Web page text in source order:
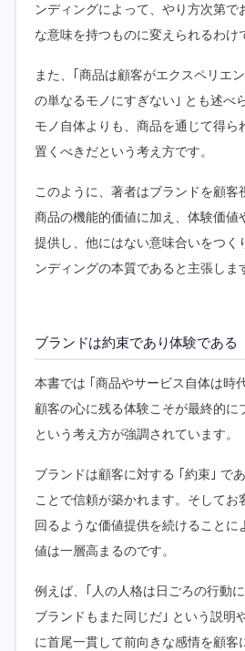
ンディングによって、やり方次第で
な意味を持つものに変えられるわけ
また、｢商品は顧客がエクスペリエ
の単なるモノにすぎない｣ とも述べ
モノ自体よりも、商品を通じて得ら
置くべきだという考え方です。
このように、著者はブランドを顧客
商品の機能的価値に加え、体験価値
提供し、他にはない意味合いをつく
ンディングの本質であると主張しま
ブランドは約束であり体験である
本書では ｢商品やサービス自体は時
顧客の心に残る体験こそが最終的に
という考え方が強調されています。
ブランドは顧客に対する ｢約束｣ で
ことで信頼が築かれます。そしてお
回るような価値提供を続けることに
値は一層高まるのです。
例えば、｢人の人格は日ごろの行動
ブランドもまた同じだ｣ という説明
に首尾一貫して前向きな感情を顧客